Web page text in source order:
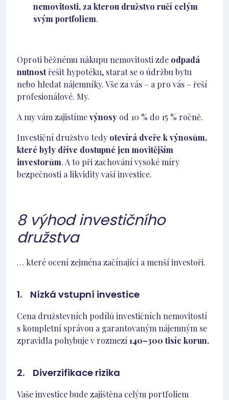
nemovitosti, za kterou družstvo ručí celým
svým portfoliem.
Oproti běžnému nákupu nemovitosti zde odpadá
nutnostřešit hypotéku, starat se o údržbu bytu
nebo hledat nájemníky. Vše za vás – a pro vás – řeší
profesionálové. My.
A my vám zajistímevýnosy od 10 % do 15 % ročně.
Investiční družstvo tedy otevírá dveře k výnosům,
které byly dříve dostupné jen movitějším
investorům. A to při zachování vysoké míry
bezpečnosti a likvidity vaší investice.
8 výhod investičního
družstva
… které ocení zejména začínající a menší investoři.
1. Nízká vstupní investice
Cena družstevních podílů investičních nemovitostí
s kompletní správou a garantovaným nájemným se
zpravidla pohybuje v rozmezí140–300 tisíc korun.
2. Diverzifikace rizika
Vaše investice bude zajištěna celým portfoliem